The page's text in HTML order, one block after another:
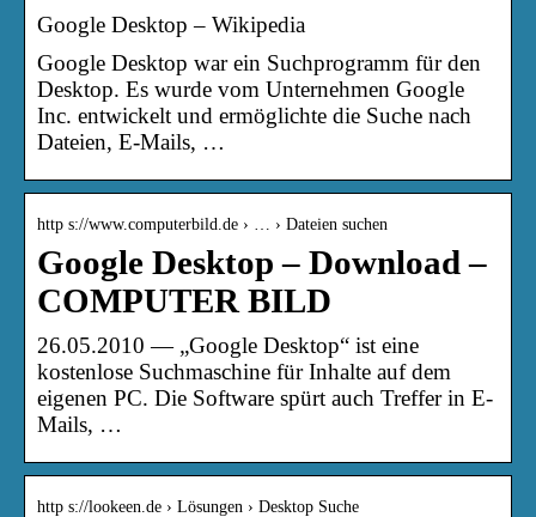
Google Desktop – Wikipedia
Google Desktop war ein Suchprogramm für den
Desktop. Es wurde vom Unternehmen Google
Inc. entwickelt und ermöglichte die Suche nach
Dateien, E-Mails, …
http s://www.computerbild.de › … › Dateien suchen
Google Desktop – Download –
COMPUTER BILD
26.05.2010 — „Google Desktop“ ist eine
kostenlose Suchmaschine für Inhalte auf dem
eigenen PC. Die Software spürt auch Treffer in E-
Mails, …
http s://lookeen.de › Lösungen › Desktop Suche